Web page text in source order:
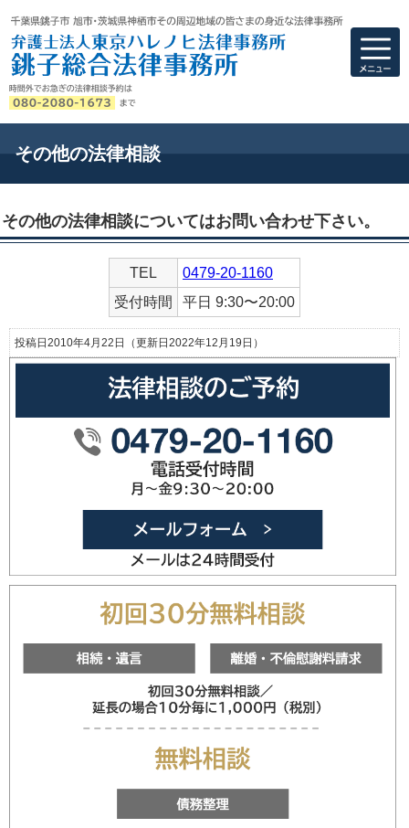
弁護士法人東京
その他の法律相談
その他の法律相談についてはお問い合わせ下さい。
TEL
0479-20-1160
受付時間
平日 9:30〜20:00
投稿日2010年4月22日 （更新日2022年12月19日）